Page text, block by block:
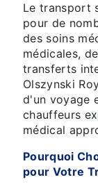
Le transport
pour de
des soins
médicales,
transferts
Olszynski
d'un voyage
chauffeurs
médical
Pourquoi
pour Votre